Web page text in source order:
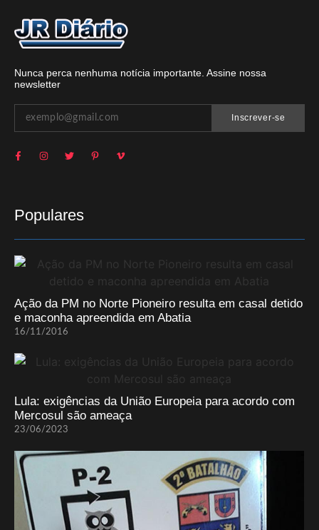
Nunca perca nenhuma notícia importante. Assine nossa
newsletter
Inscrever-se
Populares
Ação da PM no Norte Pioneiro resulta em casal detido
e maconha apreendida em Abatia
16/11/2016
Lula: exigências da União Europeia para acordo com
Mercosul são ameaça
23/06/2023